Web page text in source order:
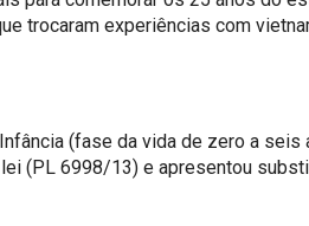
trocaram experiências com
(fase da vida de zero a
(PL 6998/13) e apresentou